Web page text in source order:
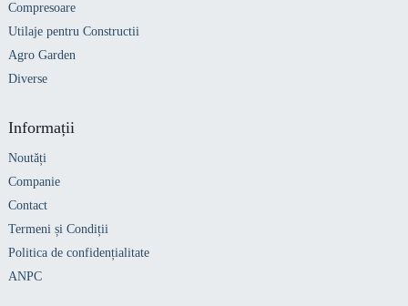
Compresoare
Utilaje pentru Constructii
Agro Garden
Diverse
Informații
Noutăți
Companie
Contact
Termeni și Condiții
Politica de confidențialitate
ANPC